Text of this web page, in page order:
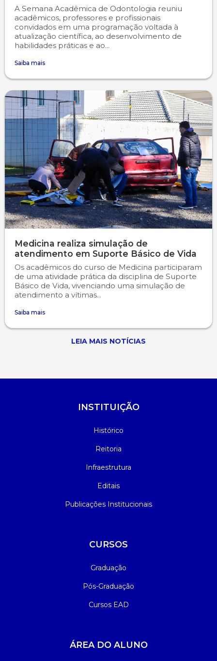
A Semana Acadêmica de Odontologia reuniu
acadêmicos, professores e profissionais
convidados em uma programação voltada à
atualização científica, ao desenvolvimento de
habilidades práticas e ao...
Saiba mais
Medicina realiza simulação de
atendimento em Suporte Básico de Vida
Os acadêmicos do curso de Medicina participaram
de uma atividade prática da disciplina de Suporte
Básico de Vida, vivenciando uma simulação de
atendimento a vítimas...
Saiba mais
LEIA MAIS NOTÍCIAS
INSTITUIÇÃO
Histórico
Reitoria
Infraestrutura
Editais
Publicações Institucionais
CURSOS
Graduação
Pós-Graduação
Cursos EAD
ÁREA DO ALUNO